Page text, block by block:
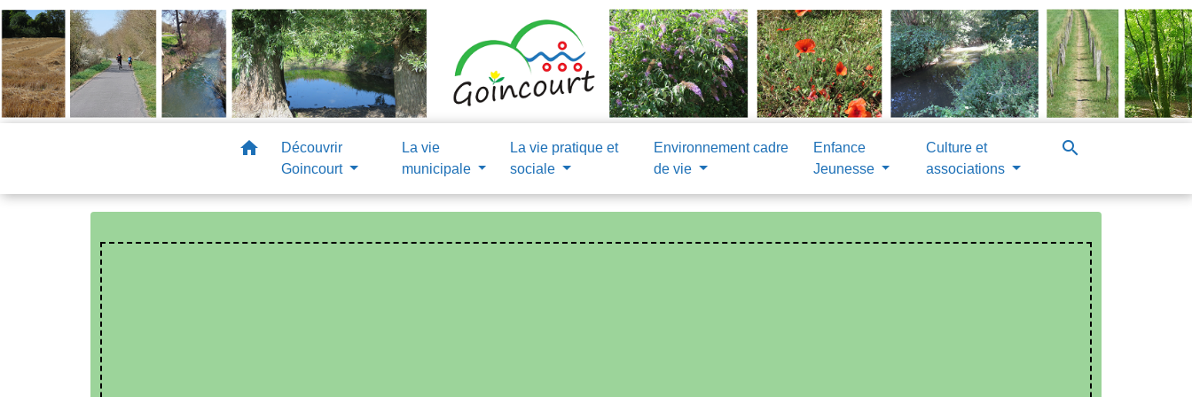
home
Découvrir
Goincourt
La vie
municipale
La vie pratique et
sociale
Environnement cadre
de vie
Enfance
Jeunesse
Culture et
associations
search